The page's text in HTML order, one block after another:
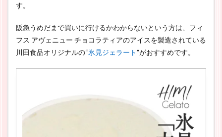
す。
阪急うめだまで買いに行けるかわからないという方は、フィ
フス アヴェニュー チョコラティアのアイスを製造されている
川田食品オリジナルの“氷見ジェラート”がおすすめです。